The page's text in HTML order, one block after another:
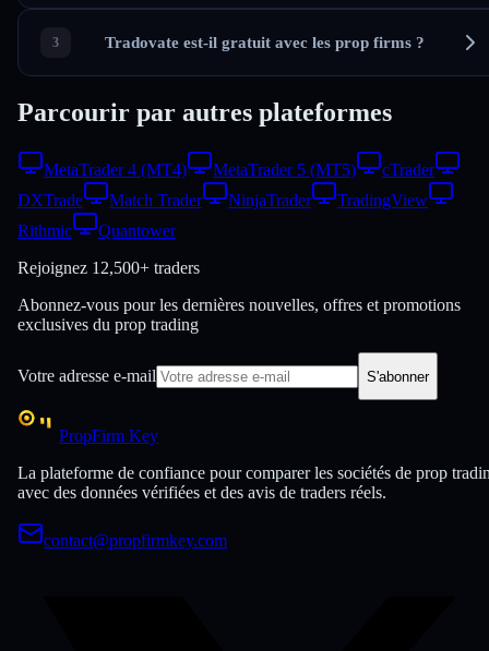
Tradovate est-il gratuit avec les prop firms ?
Parcourir par autres plateformes
MetaTrader 4 (MT4) MetaTrader 5 (MT5)
cTrader
DXTrade
Match Trader NinjaTrader
TradingView
Rithmic
Quantower
Rejoignez 12,500+ traders
Abonnez-vous pour les dernières nouvelles, offres et promotions
exclusives du prop trading
Votre adresse e-mail S'abonner
PropFirm Key
La plateforme de confiance pour comparer les sociétés de prop
avec des données vérifiées et des avis de traders réels.
contact@propfirmkey.com